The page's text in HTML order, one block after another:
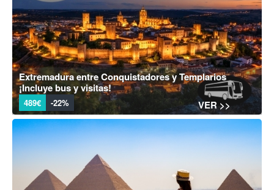
Extremadura entre Conquistadores y Templarios
¡Incluye bus y visitas!
489€ -22% VER >>